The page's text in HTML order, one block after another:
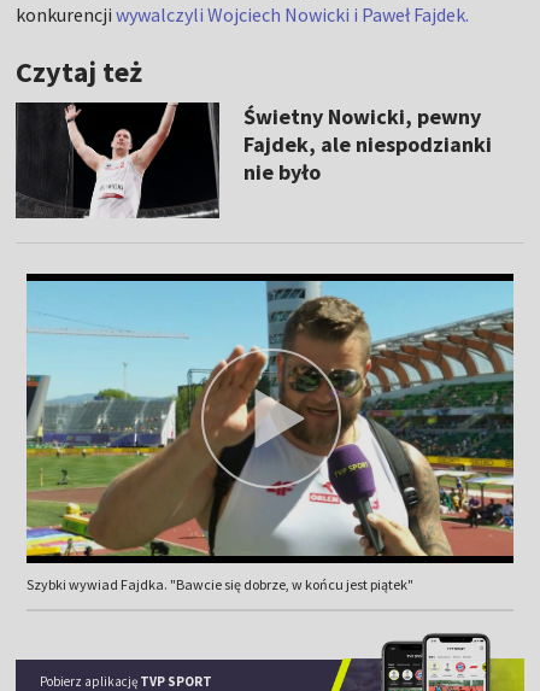
konkurencjiwywalczyli Wojciech Nowicki i Paweł Fajdek.
Czytaj też
Świetny Nowicki, pewny
Fajdek, ale niespodzianki
nie było
Szybki wywiad Fajdka. "Bawcie się dobrze, w końcu jest piątek"
Pobierz aplikację TVP SPORT